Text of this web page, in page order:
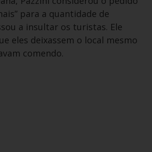
para a quantidade de
a insultar os turistas. Ele
eles deixassem o local mesmo
comendo.